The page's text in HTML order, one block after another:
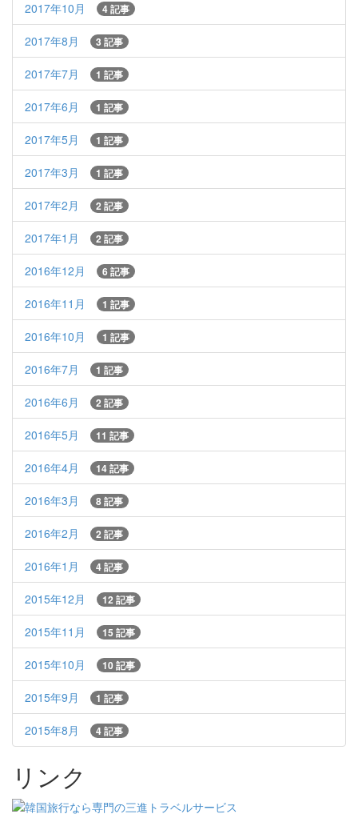
2017年10月 4 記事
2017年8月 3 記事
2017年7月 1 記事
2017年6月 1 記事
2017年5月 1 記事
2017年3月 1 記事
2017年2月 2 記事
2017年1月 2 記事
2016年12月 6 記事
2016年11月 1 記事
2016年10月 1 記事
2016年7月 1 記事
2016年6月 2 記事
2016年5月 11 記事
2016年4月 14 記事
2016年3月 8 記事
2016年2月 2 記事
2016年1月 4 記事
2015年12月 12 記事
2015年11月 15 記事
2015年10月 10 記事
2015年9月 1 記事
2015年8月 4 記事
リンク